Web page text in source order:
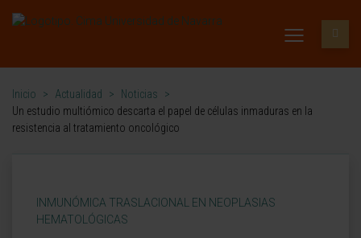
Inicio > Actualidad > Noticias
>
Un estudio multiómico descarta el papel de células inmaduras en la
resistencia al tratamiento oncológico
INMUNÓMICA TRASLACIONAL EN NEOPLASIAS
HEMATOLÓGICAS